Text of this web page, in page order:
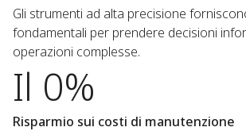
Gli strumenti ad alta precisione
fondamentali per prendere decisioni
operazioni complesse.
Il 0%
Risparmio sui costi di manutenzione